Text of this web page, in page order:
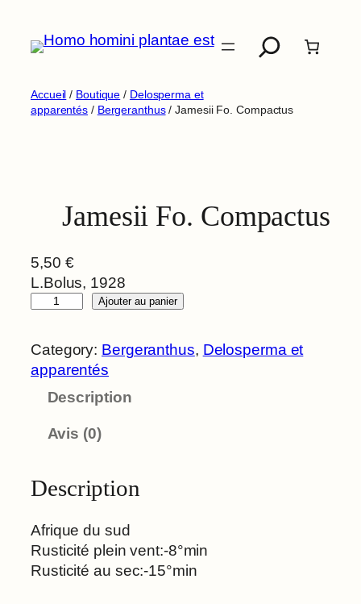
contenu
Accueil / Boutique / Delosperma et
apparentés / Bergeranthus/ Jamesii Fo. Compactus
Jamesii Fo. Compactus
5,50 €
L.Bolus, 1928
a
t
e
a
m
e
Ajouter au panier
Category: Bergeranthus, Delosperma et
apparentés
Description
Avis (0)
Description
Afrique du sud
Rusticité plein vent:-8°min
Rusticité au sec:-15°min